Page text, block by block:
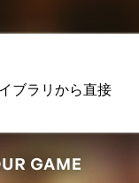
ブラリから直接